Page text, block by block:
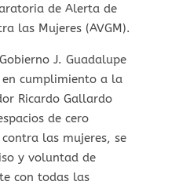
de Alerta de
las Mujeres (AVGM).
J. Guadalupe
en cumplimiento a la
Ricardo Gallardo
de cero
las mujeres, se
y voluntad de
con todas las